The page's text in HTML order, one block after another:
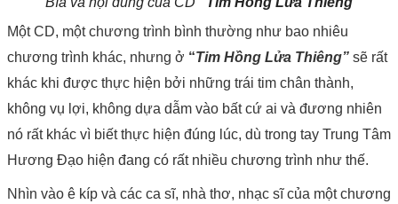
Một CD, một chương trình bình thường như bao nhiêu
chương trình khác, nhưng ở “Tim Hồng Lửa Thiêng” sẽ rất
khác khi được thực hiện bởi những trái tim chân thành,
không vụ lợi, không dựa dẫm vào bất cứ ai và đương nhiên
nó rất khác vì biết thực hiện đúng lúc, dù trong tay Trung Tâm
Hương Đạo hiện đang có rất nhiều chương trình như thế.
Nhìn vào ê kíp và các ca sĩ, nhà thơ, nhạc sĩ của một chương